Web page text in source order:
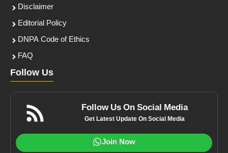
Disclaimer
Editorial Policy
DNPA Code of Ethics
FAQ
Follow Us
Follow Us On Social Media
Get Latest Update On Social Media
Join Now